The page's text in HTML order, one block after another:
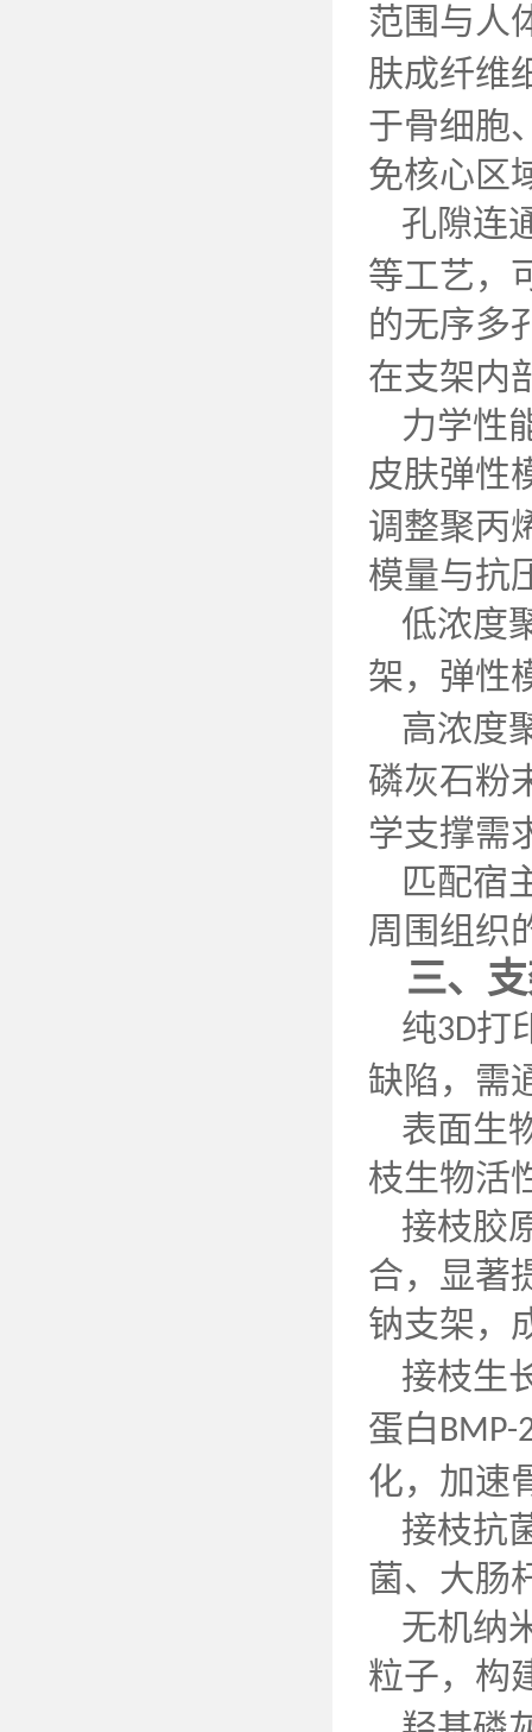
范围与人
肤成纤维
于骨细胞
免核心区
孔隙连
等工艺，
的无序多
在支架内
力学性
皮肤弹性
调整聚丙
模量与抗
低浓度
架，弹性
高浓度
磷灰石粉
学支撑需
匹配宿
周围组织
三、
纯3D打
缺陷，需
表面生
枝生物活
接枝胶
合，显著
钠支架，
接枝生
蛋白BMP-
化，加速
接枝抗
菌、大肠
无机纳
粒子，构